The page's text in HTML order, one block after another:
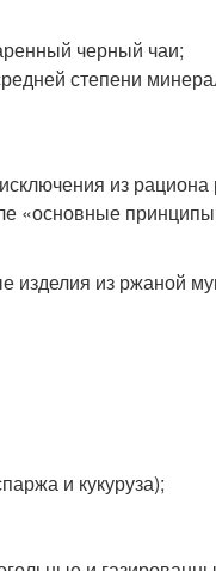
черный чаи;
степени
из
«основные
изделия из ржаной
и кукуруза);